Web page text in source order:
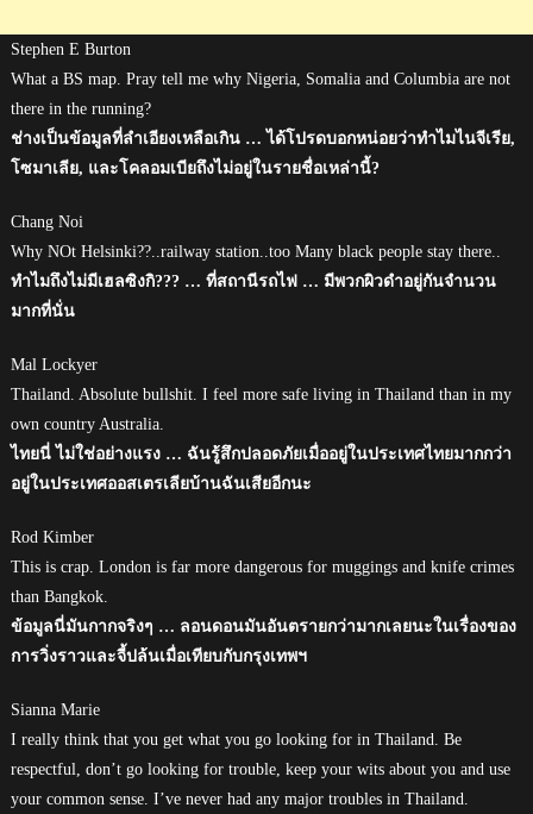
Stephen E Burton
What a BS map. Pray tell me why Nigeria, Somalia and Columbia are not
there in the running?
ช่างเป็นข้อมูลที่ลำเอียงเหลือเกิน … ได้โปรดบอกหน่อยว่าทำไมไนจีเรีย,
โซมาเลีย, และโคลอมเบียถึงไม่อยู่ในรายชื่อเหล่านี้?
Chang Noi
Why NOt Helsinki??..railway station..too Many black people stay there..
ทำไมถึงไม่มีเฮลซิงกิ??? … ที่สถานีรถไฟ … มีพวกผิวดำอยู่กันจำนวน
มากที่นั่น
Mal Lockyer
Thailand. Absolute bullshit. I feel more safe living in Thailand than in my
own country Australia.
ไทยนี่ ไม่ใช่อย่างแรง … ฉันรู้สึกปลอดภัยเมื่ออยู่ในประเทศไทยมากกว่า
อยู่ในประเทศออสเตรเลียบ้านฉันเสียอีกนะ
Rod Kimber
This is crap. London is far more dangerous for muggings and knife crimes
than Bangkok.
ข้อมูลนี่มันกากจริงๆ … ลอนดอนมันอันตรายกว่ามากเลยนะในเรื่องของ
การวิ่งราวและจี้ปล้นเมื่อเทียบกับกรุงเทพฯ
Sianna Marie
I really think that you get what you go looking for in Thailand. Be
respectful, don’t go looking for trouble, keep your wits about you and use
your common sense. I’ve never had any major troubles in Thailand.